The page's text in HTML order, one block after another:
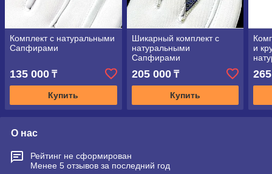
Комплект с натуральными
Сапфирами
135 000 ₸
Купить
Шикарный комплект с
натуральными
Сапфирами
205 000₸
Купить
и
О нас
Рейтинг не сформирован
Менее 5 отзывов за последний год